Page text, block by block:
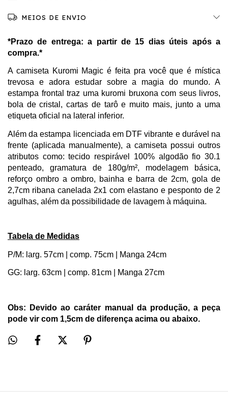
MEIOS DE ENVIO
*Prazo de entrega: a partir de 15 dias úteis após a
compra.*
A camiseta Kuromi Magic é feita pra você que é mística
trevosa e adora estudar sobre a magia do mundo. A
estampa frontal traz uma kuromi bruxona com seus livros,
bola de cristal, cartas de tarô e muito mais, junto a uma
etiqueta oficial na lateral inferior.
Além da estampa licenciada em DTF vibrante e durável na
frente (aplicada manualmente), a camiseta possui outros
atributos como: tecido respirável 100% algodão fio 30.1
penteado, gramatura de 180g/m², modelagem básica,
reforço ombro a ombro, bainha e barra de 2cm, gola de
2,7cm ribana canelada 2x1 com elastano e pesponto de 2
agulhas, além da possibilidade de lavagem à máquina.
Tabela de Medidas
P/M: larg. 57cm | comp. 75cm | Manga 24cm
GG: larg. 63cm | comp. 81cm | Manga 27cm
Obs: Devido ao caráter manual da produção, a peça
pode vir com 1,5cm de diferença acima ou abaixo.